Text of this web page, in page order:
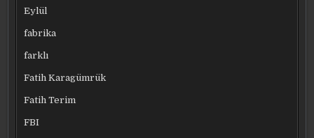
Eylül
fabrika
farklı
Fatih Karagümrük
Fatih Terim
FBI